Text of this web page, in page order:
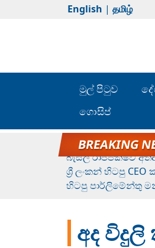
English | தமிழ்
මුල් පිටුව
ගොසිප්
රන් ගෙනා
බැසිල් රාජපක්ෂව
ශ්‍රී ලංකන් හිටපු
හිටපු පාර්ලිමේන්තු
අද